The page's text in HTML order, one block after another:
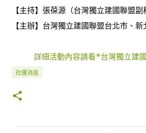
【主持】張葆源（台灣獨立建國聯盟副
【主辦】台灣獨立建國聯盟台北市、新
詳細活動內容請看*台灣獨立建
社運消息